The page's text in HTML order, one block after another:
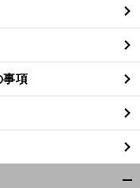
前
る
事項